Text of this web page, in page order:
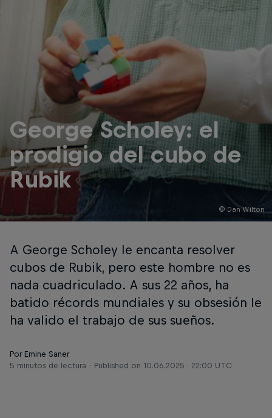
© Dan Wilton
George Scholey: el
prodigio del cubo de
Rubik
A George Scholey le encanta resolver
cubos de Rubik, pero este hombre no es
nada cuadriculado. A sus 22 años, ha
batido récords mundiales y su obsesión le
ha valido el trabajo de sus sueños.
Por Emine Saner
5 minutos de lectura
Published on 10.06.2025 · 22:00 UTC